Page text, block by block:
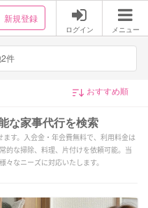
新規登録
ログイン メニュー
件
な家事代行を検索
す。入会金・年会費無料で、利用料金は
的な掃除、料理、片付けを依頼可能。当
なニーズに対応いたします。